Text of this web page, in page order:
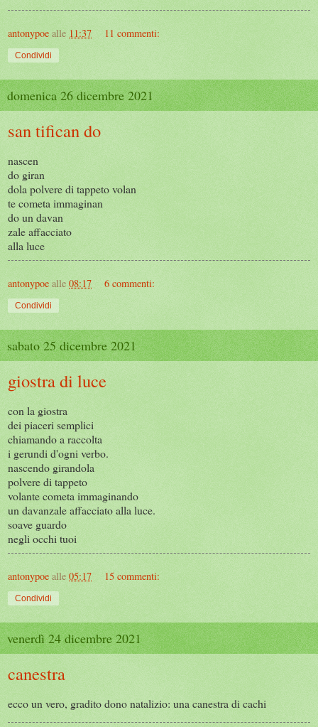
antonypoe alle 11:37 11 commenti:
Condividi
domenica 26 dicembre 2021
san tifican do
nascen
do giran
dola polvere di tappeto volan
te cometa immaginan
do un davan
zale affacciato
alla luce
antonypoe alle 08:17 6 commenti:
Condividi
sabato 25 dicembre 2021
giostra di luce
con la giostra
dei piaceri semplici
chiamando a raccolta
i gerundi d'ogni verbo.
nascendo girandola
polvere di tappeto
volante cometa immaginando
un davanzale affacciato alla luce.
soave guardo
negli occhi tuoi
antonypoe alle 05:17 15 commenti:
Condividi
venerdì 24 dicembre 2021
canestra
ecco un vero, gradito dono natalizio: una canestra di cachi